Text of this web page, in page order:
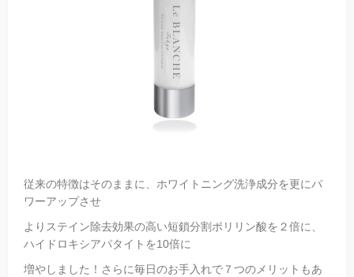
従来の特徴はそのままに、ホワイトニング洗浄成分を更にパ
ワーアップさせ
よりステイン除去効果の高い短鎖分割ポリリン酸を２倍に、
ハイドロキシアパタイトを10倍に
増やしました！さらに毎日のお手入れで７つのメリットもあ